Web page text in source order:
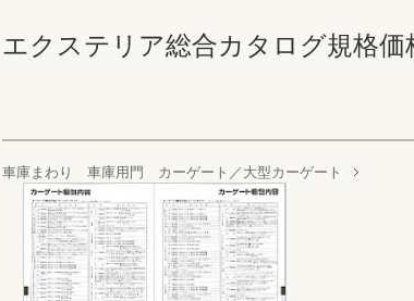
エクステリア総合カタログ規格価
車庫まわり 車庫用門 カーゲート／大型カーゲート